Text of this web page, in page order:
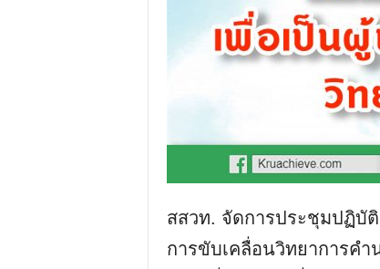
สสวท. จัดการประชุมปฏิบั
การขับเคลื่อนวิทยาการค